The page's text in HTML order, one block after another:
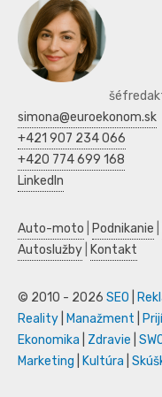
simona@euroekonom.sk
+421 907 234 066
+420 774 699 168
LinkedIn
Auto-moto Podnikanie
Autoslužby
Kontakt
© 2010 - 2026 SEO
Reality
Manažment
Ekonomika
Zdravie
Marketing
Kultúra